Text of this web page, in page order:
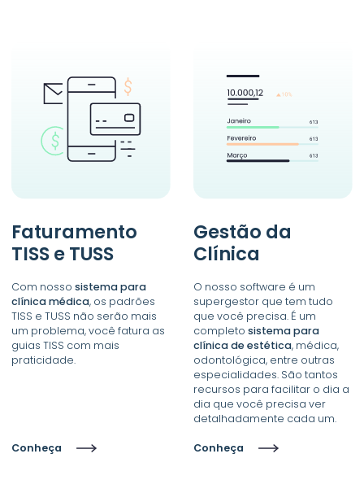
Faturamento
TISS e TUSS
Com nossosistema para
clínica médica, os padrões
TISS e TUSS não serão mais
um problema, você fatura as
guias TISS com mais
praticidade.
Conheça
Gestão da
Clínica
O nosso software é um
supergestor que tem tudo
que você precisa. É um
completosistema para
clínica de estética, médica,
odontológica, entre outras
especialidades. São tantos
recursos para facilitar o dia a
dia que você precisa ver
detalhadamente cada um.
Conheça